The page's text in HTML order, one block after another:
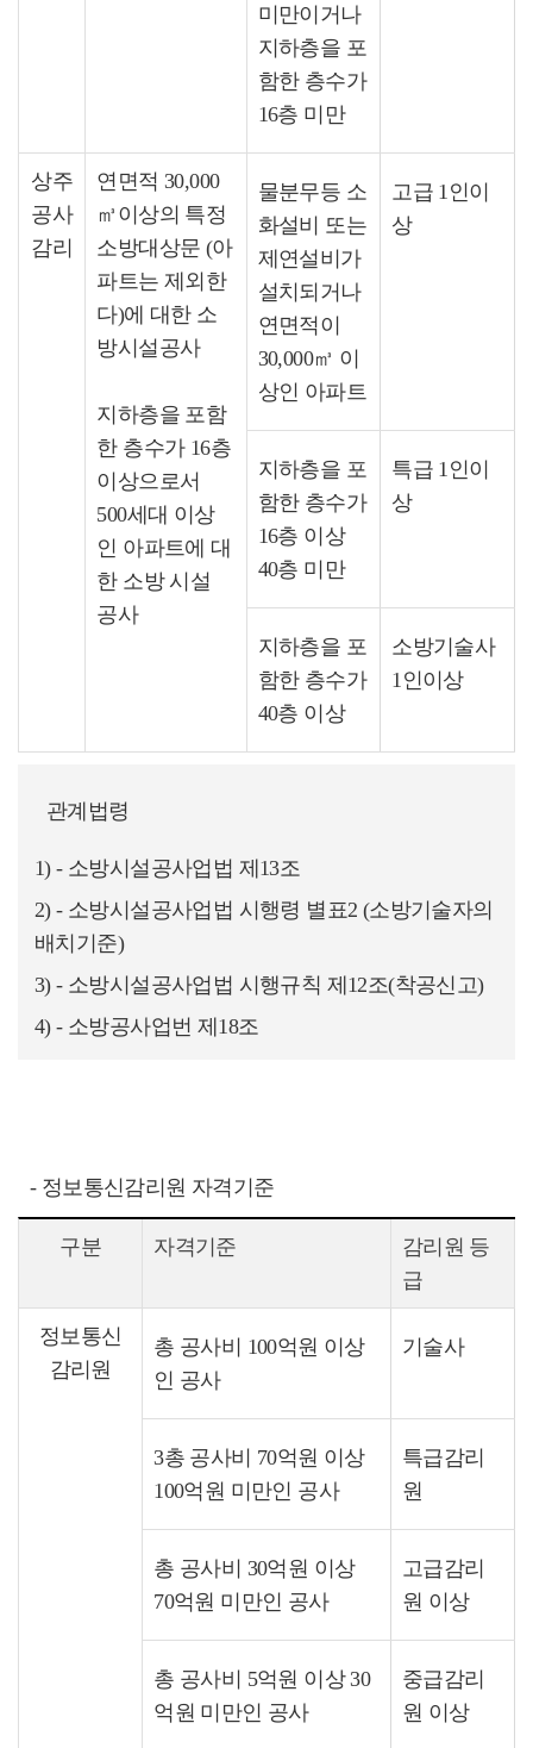
미만이거나
지하층을 포
함한 층수가
16층 미만
상주
공사
감리
연면적 30,000
㎥이상의 특정
소방대상문 (아
파트는 제외한
다)에 대한 소
방시설공사
지하층을 포함
한 층수가 16층
이상으로서
500세대 이상
인 아파트에 대
한 소방 시설
공사
물분무등 소
화설비 또는
제연설비가
설치되거나
연면적이
30,000㎥ 이
상인 아파트
고급 1인이
상
지하층을 포
함한 층수가
16층 이상
40층 미만
특급 1인이
상
지하층을 포
함한 층수가
40층 이상
소방기술사
1인이상
관계법령
- 소방시설공사업법 제13조
- 소방시설공사업법 시행령 별표2 (소방기술자의
배치기준)
- 소방시설공사업법 시행규칙 제12조(착공신고)
- 소방공사업번 제18조
- 정보통신감리원 자격기준
구분 자격기준
감리원 등
급
정보통신
감리원
총 공사비 100억원 이상
인 공사
기술사
3총 공사비 70억원 이상
100억원 미만인 공사
특급감리
원
총 공사비 30억원 이상
70억원 미만인 공사
고급감리
원 이상
총 공사비 5억원 이상 30
억원 미만인 공사
중급감리
원 이상